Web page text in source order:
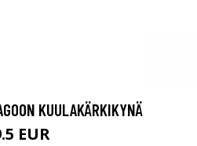
KUULAKÄRKIKYNÄ
EUR